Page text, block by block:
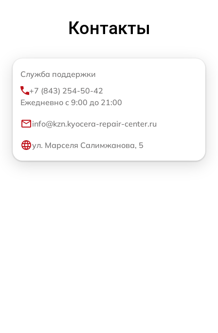
Контакты
Служба поддержки
+7 (843) 254-50-42
Ежедневно с 9:00 до 21:00
info@kzn.kyocera-repair-center.ru
ул. Марселя Салимжанова, 5